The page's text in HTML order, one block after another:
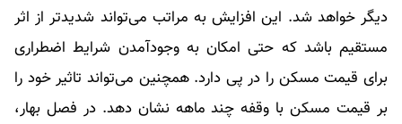
دیگر خواهد شد. این افزایش به مراتب می‌تواند شدیدتر از اثر
مستقیم باشد که حتی امکان به وجود‌آمدن شرایط اضطراری
برای قیمت مسکن را در پی دارد. همچنین می‌تواند تاثیر خود را
بر قیمت مسکن با وقفه چند ماهه نشان ‌دهد. در فصل بهار،